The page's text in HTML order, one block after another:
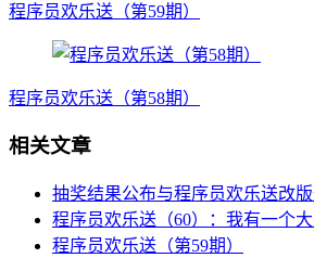
程序员欢乐送（第59期）
程序员欢乐送（第58期）
相关文章
抽奖结果公布与程序员欢乐送改
程序员欢乐送（60）：我有一个大
程序员欢乐送（第59期）